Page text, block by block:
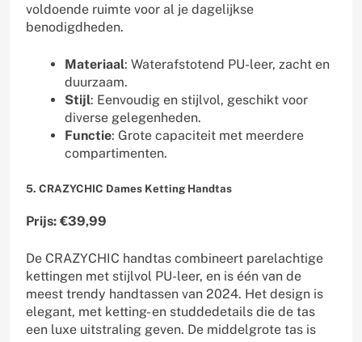
voldoende ruimte voor al je dagelijkse
benodigdheden.
Materiaal: Waterafstotend PU-leer, zacht en
duurzaam.
Stijl: Eenvoudig en stijlvol, geschikt voor
diverse gelegenheden.
Functie: Grote capaciteit met meerdere
compartimenten.
5. CRAZYCHIC Dames Ketting Handtas
Prijs: €39,99
De CRAZYCHIC handtas combineert parelachtige
kettingen met stijlvol PU-leer, en is één van de
meest trendy handtassen van 2024. Het design is
elegant, met ketting- en studdedetails die de tas
een luxe uitstraling geven. De middelgrote tas is